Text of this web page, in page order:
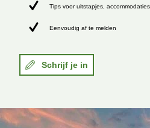
Tips voor uitstapjes,
Eenvoudig af te melden
Schrijf je in